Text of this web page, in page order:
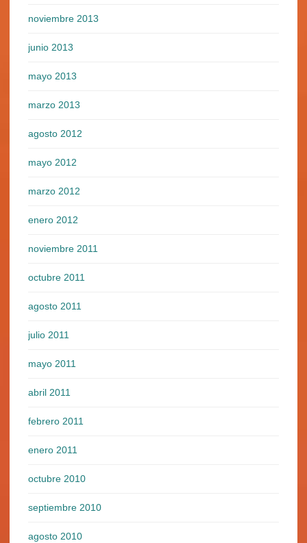
noviembre 2013
junio 2013
mayo 2013
marzo 2013
agosto 2012
mayo 2012
marzo 2012
enero 2012
noviembre 2011
octubre 2011
agosto 2011
julio 2011
mayo 2011
abril 2011
febrero 2011
enero 2011
octubre 2010
septiembre 2010
agosto 2010